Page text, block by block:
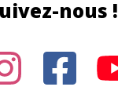
nous !